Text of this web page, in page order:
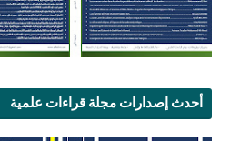
أحدث إصدارات مجلة قراءات علمية